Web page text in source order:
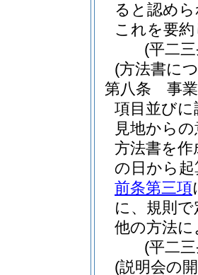
ると認め
これを要
(平二
(方法書に
第八条
事
項目並び
見地から
方法書を
の日から
前条第三項
に、規則
他の方法
(平二
(説明会の